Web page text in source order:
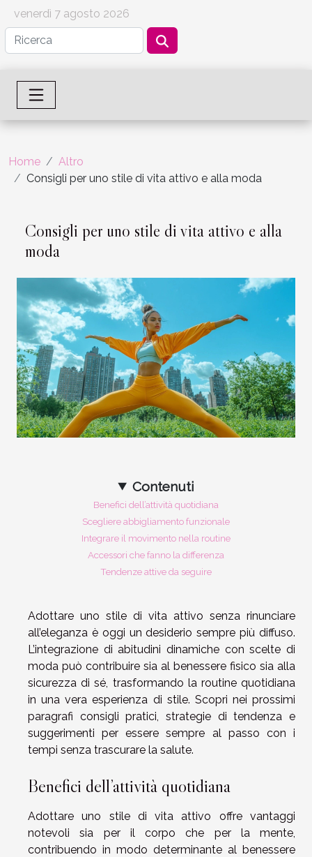
venerdì 7 agosto 2026
Home
Altro
Consigli per uno stile di vita attivo e alla moda
Consigli per uno stile di vita attivo e alla
moda
Contenuti
Benefici dell’attività quotidiana
Scegliere abbigliamento funzionale
Integrare il movimento nella routine
Accessori che fanno la differenza
Tendenze attive da seguire
Adottare uno stile di vita attivo senza rinunciare
all’eleganza è oggi un desiderio sempre più diffuso.
L’integrazione di abitudini dinamiche con scelte di
moda può contribuire sia al benessere fisico sia alla
sicurezza di sé, trasformando la routine quotidiana
in una vera esperienza di stile. Scopri nei prossimi
paragrafi consigli pratici, strategie di tendenza e
suggerimenti per essere sempre al passo con i
tempi senza trascurare la salute.
Benefici dell’attività quotidiana
Adottare uno stile di vita attivo offre vantaggi
notevoli sia per il corpo che per la mente,
contribuendo in modo determinante al benessere